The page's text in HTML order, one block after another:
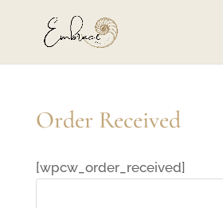
Order Received
[wpcw_order_received]